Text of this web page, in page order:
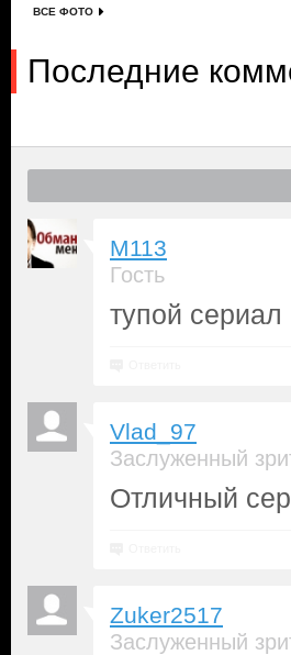
ВСЕ ФОТО
Последние
M113
Гость
тупой сериал
Vlad_97
Заслуженный
Отличный
Zuker2517
Заслуженный